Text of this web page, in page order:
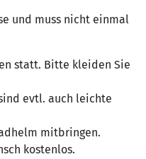
und muss nicht einmal
statt. Bitte kleiden Sie
evtl. auch leichte
mitbringen.
kostenlos.